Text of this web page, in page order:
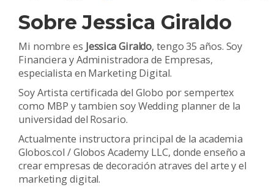
Sobre Jessica Giraldo
Mi nombre es Jessica Giraldo, tengo 35 años. Soy
Financiera y Administradora de Empresas,
especialista en Marketing Digital.
Soy Artista certificada del Globo por sempertex
como MBP y tambien soy Wedding planner de la
universidad del Rosario.
Actualmente instructora principal de la academia
Globos.col / Globos Academy LLC, donde enseño a
crear empresas de decoración atraves del arte y el
marketing digital.